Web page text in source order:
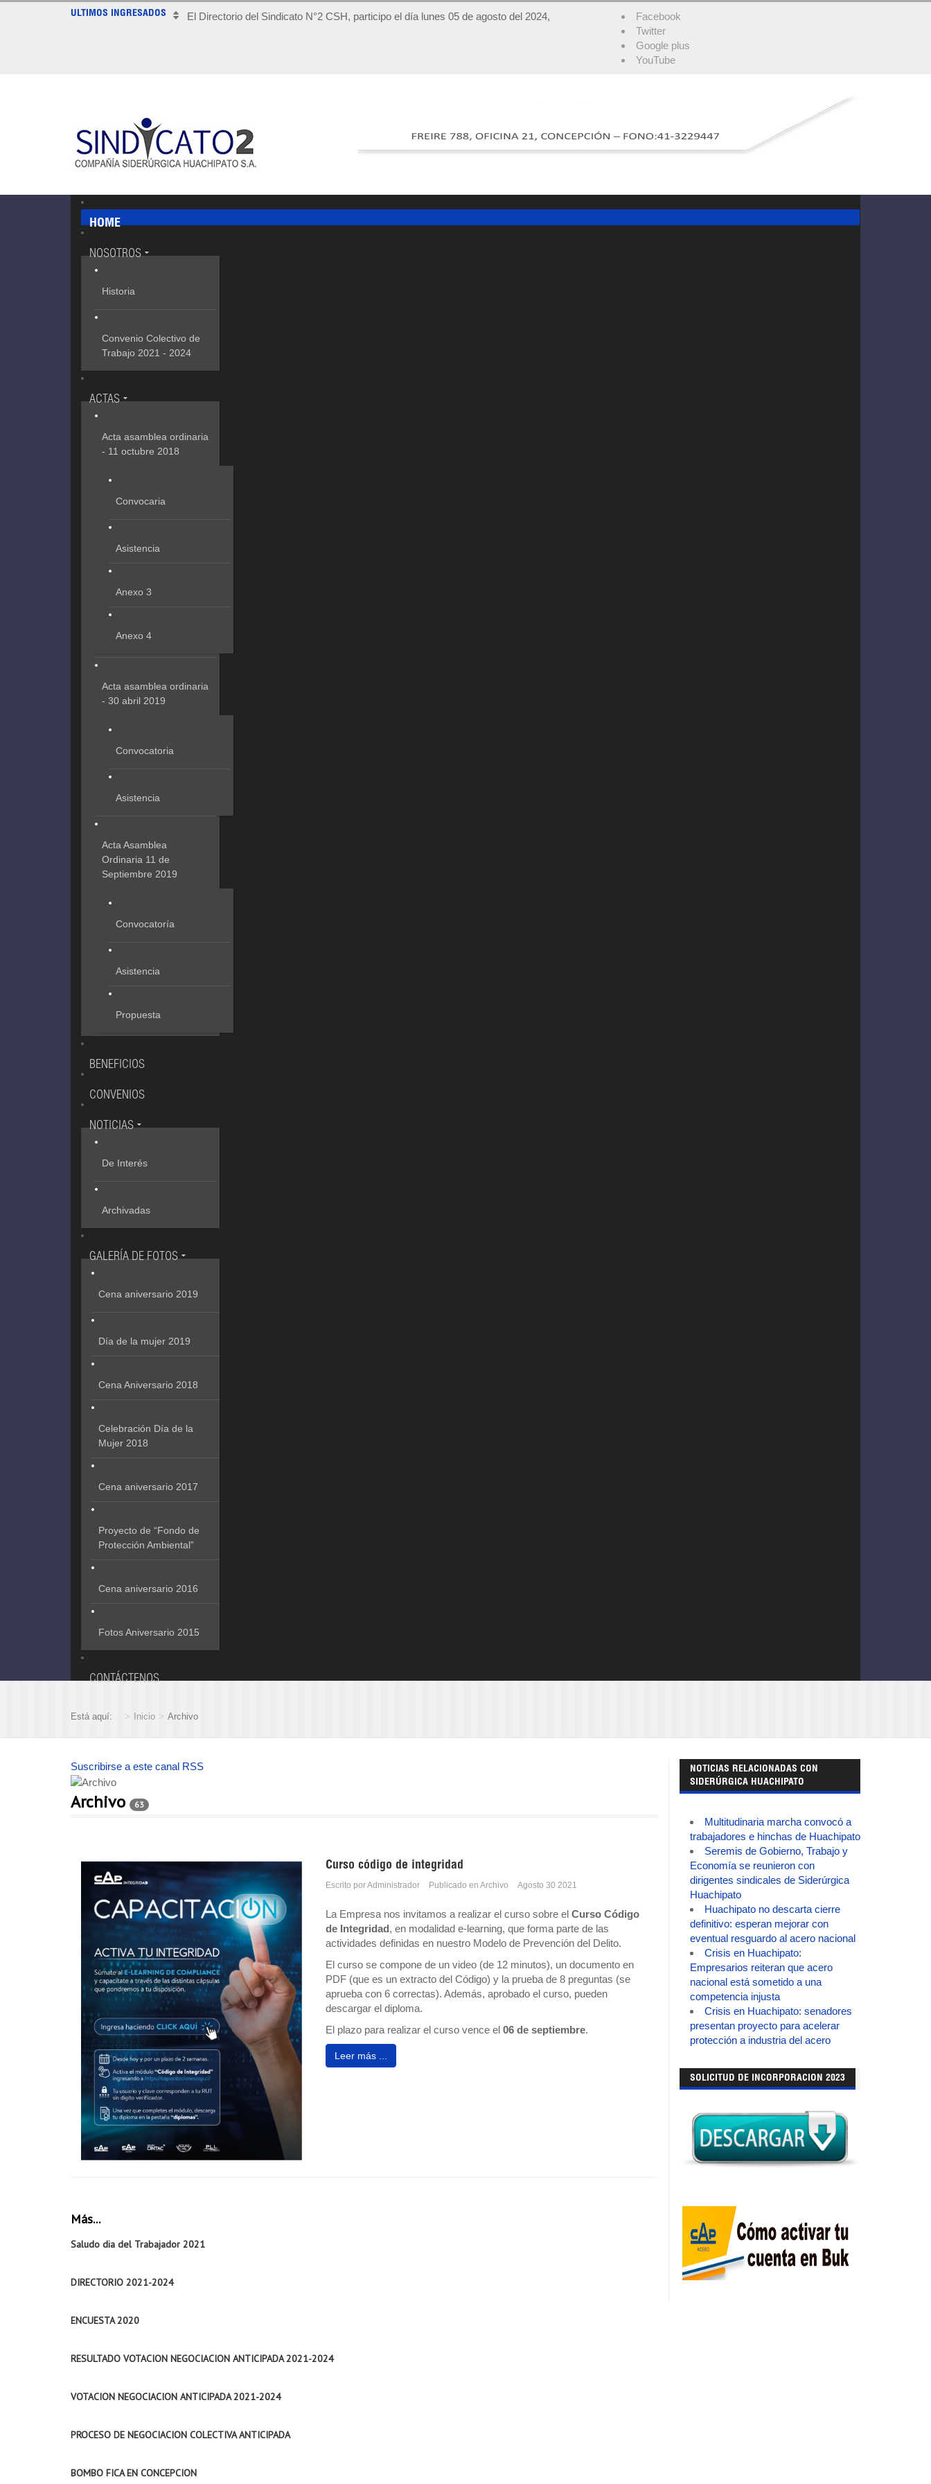
ULTIMOS INGRESADOS El Directorio del Sindicato N°2 CSH, participo el día lunes 05 de agosto del 2024,
Facebook
Twitter
Google plus
YouTube
HOME
NOSOTROS
Historia
Convenio Colectivo de
Trabajo 2021 - 2024
ACTAS
Acta asamblea ordinaria
- 11 octubre 2018
Convocaria
Asistencia
Anexo 3
Anexo 4
Acta asamblea ordinaria
- 30 abril 2019
Convocatoria
Asistencia
Acta Asamblea
Ordinaria 11 de
Septiembre 2019
Convocatoría
Asistencia
Propuesta
BENEFICIOS
CONVENIOS
NOTICIAS
De Interés
Archivadas
GALERÍA DE FOTOS
Cena aniversario 2019
Día de la mujer 2019
Cena Aniversario 2018
Celebración Día de la
Mujer 2018
Cena aniversario 2017
Proyecto de “Fondo de
Protección Ambiental”
Cena aniversario 2016
Fotos Aniversario 2015
CONTÁCTENOS
Está aquí: Inicio Archivo
Suscribirse a este canal RSS
Archivo 63
Curso código de integridad
Escrito porAdministrador Publicado enArchivo Agosto 30 2021
La Empresa nos invitamos a realizar el curso sobre elCurso Código
de Integridad, en modalidad e-learning, que forma parte de las
actividades definidas en nuestro Modelo de Prevención del Delito.
El curso se compone de un video (de 12 minutos), un documento en
PDF (que es un extracto del Código) y la prueba de 8 preguntas (se
aprueba con 6 correctas). Además, aprobado el curso, pueden
descargar el diploma.
El plazo para realizar el curso vence el06 de septiembre.
Leer más ...
Más...
Saludo dia del Trabajador 2021
DIRECTORIO 2021-2024
ENCUESTA 2020
RESULTADO VOTACION NEGOCIACION ANTICIPADA 2021-2024
VOTACION NEGOCIACION ANTICIPADA 2021-2024
PROCESO DE NEGOCIACION COLECTIVA ANTICIPADA
BOMBO FICA EN CONCEPCION
NOTICIAS RELACIONADAS CON
SIDERÚRGICA HUACHIPATO
Multitudinaria marcha convocó a
trabajadores e hinchas de Huachipato
Seremis de Gobierno, Trabajo y
Economía se reunieron con
dirigentes sindicales de Siderúrgica
Huachipato
Huachipato no descarta cierre
definitivo: esperan mejorar con
eventual resguardo al acero nacional
Crisis en Huachipato:
Empresarios reiteran que acero
nacional está sometido a una
competencia injusta
Crisis en Huachipato: senadores
presentan proyecto para acelerar
protección a industria del acero
SOLICITUD DE INCORPORACION 2023